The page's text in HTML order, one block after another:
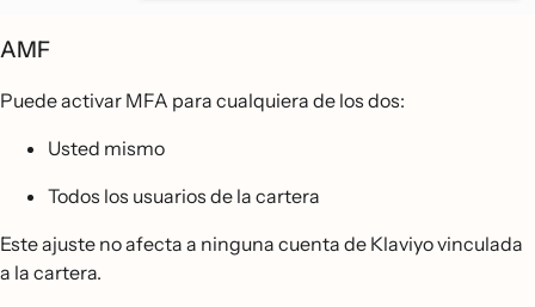
AMF
Puede activar MFA para cualquiera de los dos:
Usted mismo
Todos los usuarios de la cartera
Este ajuste no afecta a ninguna cuenta de Klaviyo vinculada
a la cartera.